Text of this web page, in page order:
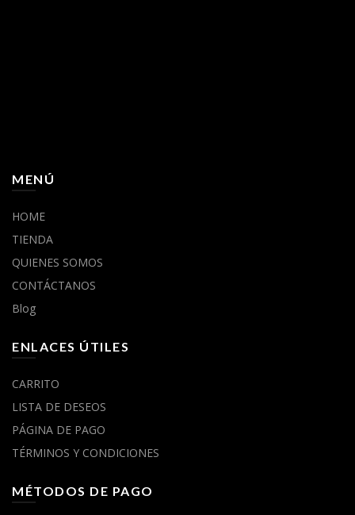
MENÚ
HOME
TIENDA
QUIENES SOMOS
CONTÁCTANOS
Blog
ENLACES ÚTILES
CARRITO
LISTA DE DESEOS
PÁGINA DE PAGO
TÉRMINOS Y CONDICIONES
MÉTODOS DE PAGO